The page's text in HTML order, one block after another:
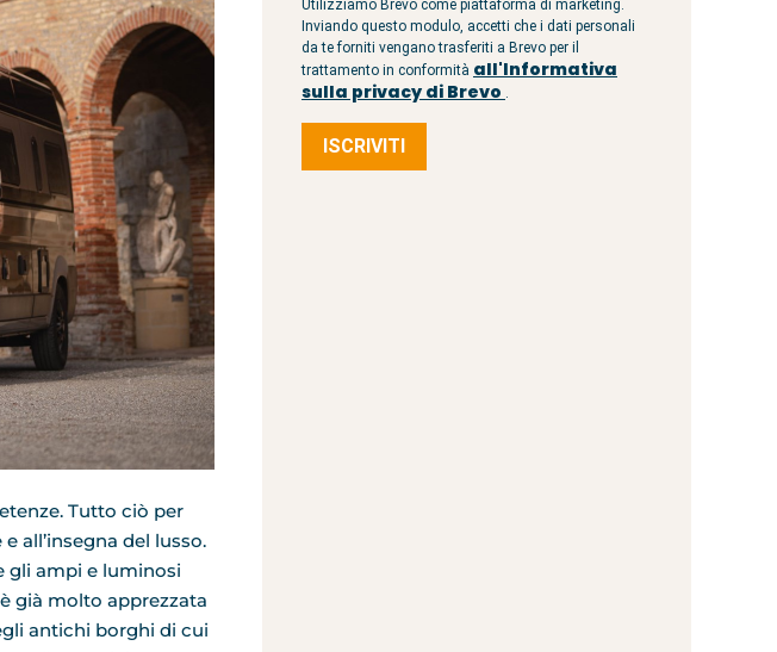
Tutto ciò per
all’insegna del lusso.
gli ampi e luminosi
già molto apprezzata
antichi borghi di cui
Utilizziamo Brevo come piattaforma di marketing.
Inviando questo modulo, accetti che i dati personali
da te forniti vengano trasferiti a Brevo per il
trattamento in conformità all'Informativa
sulla privacy di Brevo
ISCRIVITI